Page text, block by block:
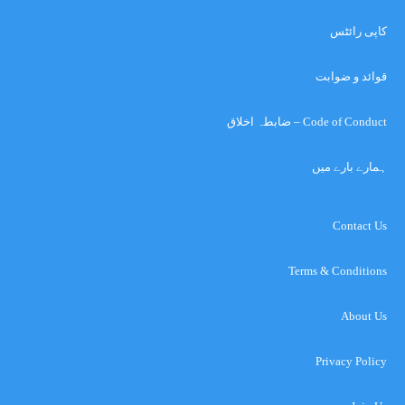
کاپی رائٹس
قوائد و ضوابت
Code of Conduct – ضابطہ اخلاق
ہمارے بارے میں
Contact Us
Terms & Conditions
About Us
Privacy Policy